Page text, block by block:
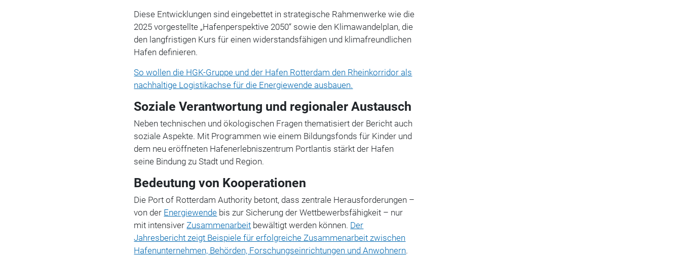
Diese Entwicklungen sind eingebettet in strategische Rahmenwerke wie die
2025 vorgestellte „Hafenperspektive 2050“ sowie den Klimawandelplan, die
den langfristigen Kurs für einen widerstandsfähigen und klimafreundlichen
Hafen definieren.
So wollen die HGK-Gruppe und der Hafen Rotterdam den Rheinkorridor als
nachhaltige Logistikachse für die Energiewende ausbauen.
Soziale Verantwortung und regionaler Austausch
Neben technischen und ökologischen Fragen thematisiert der Bericht auch
soziale Aspekte. Mit Programmen wie einem Bildungsfonds für Kinder und
dem neu eröffneten Hafenerlebniszentrum Portlantis stärkt der Hafen
seine Bindung zu Stadt und Region.
Bedeutung von Kooperationen
Die Port of Rotterdam Authority betont, dass zentrale Herausforderungen –
von der Energiewende bis zur Sicherung der Wettbewerbsfähigkeit – nur
mit intensiverZusammenarbeit bewältigt werden können. Der
Jahresbericht zeigt Beispiele für erfolgreiche Zusammenarbeit zwischen
Hafenunternehmen, Behörden, Forschungseinrichtungen und Anwohnern.